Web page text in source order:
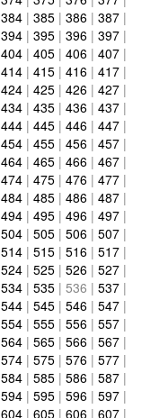
384 | 385 | 386 | 387 |
394 | 395 | 396 | 397 |
404 | 405 | 406 | 407 |
414 | 415 | 416 | 417 |
424 | 425 | 426 | 427 |
434 | 435 | 436 | 437 |
444 | 445 | 446 | 447 |
454 | 455 | 456 | 457 |
464 | 465 | 466 | 467 |
474 | 475 | 476 | 477 |
484 | 485 | 486 | 487 |
494 | 495 | 496 | 497 |
504 | 505 | 506 | 507 |
514 | 515 | 516 | 517 |
524 | 525 | 526 | 527 |
534 | 535 | 536 | 537 |
544 | 545 | 546 | 547 |
554 | 555 | 556 | 557 |
564 | 565 | 566 | 567 |
574 | 575 | 576 | 577 |
584 | 585 | 586 | 587 |
594 | 595 | 596 | 597 |
604 | 605 | 606 | 607 |